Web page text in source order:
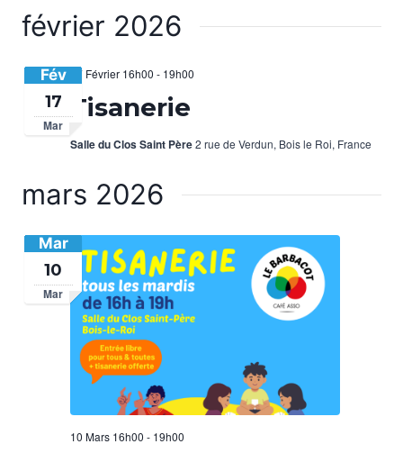
une
février 2026
Fév
17
Mar
Tisanerie
17 Février 16h00 - 19h00
Salle du Clos Saint Père2 rue de Verdun, Bois le Roi, France
mars 2026
Mar
10
Mar
10 Mars 16h00 - 19h00